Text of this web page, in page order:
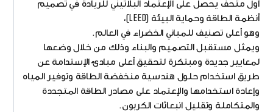
أول متحف يحصل على الإعتماد البلاتيني للريادة في تصميم
أنظمة الطاقة وحماية البيئة (LEED)،
وهو أعلى تصنيف للمباني الخضراء في العالم.
ويمثل مستقبل التصميم والبناء وذلك من خلال وضعها
لمعايير جديدة ومبتكرة لتحقيق أعلى مبادئ الإستدامة عن
طريق استخدام حلول هندسية منخفضة الطاقة وتوفير المياه
وإعادة استخدامها والإعتماد على مصادر الطاقة المتجددة
والمتكاملة وتقليل انبعاثات الكربون.